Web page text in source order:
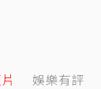
娛樂有評